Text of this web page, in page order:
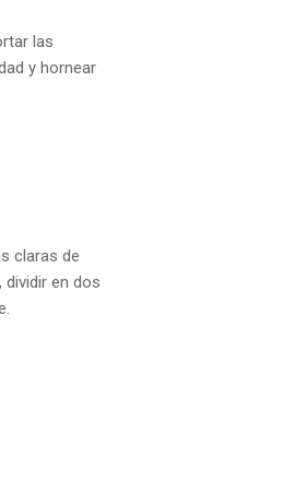
las
y hornear
claras de
en dos